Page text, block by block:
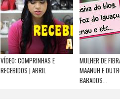
VÍDEO: COMPRINHAS E
RECEBIDOS | ABRIL
MULHER DE
MAANUH E
BABADOS...